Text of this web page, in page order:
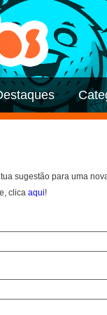
sugestão para uma
clica aqui!